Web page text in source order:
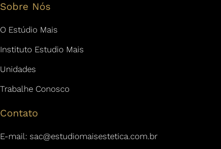
Sobre Nós
O Estúdio Mais
Instituto Estudio Mais
Unidades
Trabalhe Conosco
Contato
E-mail: sac@estudiomaisestetica.com.br